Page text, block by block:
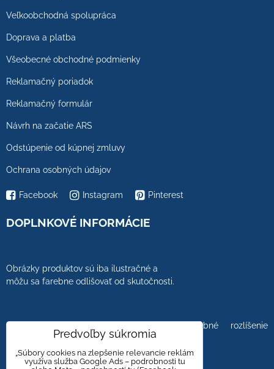
Veľkoobchodná spolupráca
Doprava a platba
Všeobecné obchodné podmienky
Reklamačný poriadok
Reklamačný formulár
Návrh na začatie ARS
Odstúpenie od kúpnej zmluvy
Ochrana osobných údajov
Facebook Instagram Pinterest
DOPLNKOVÉ INFORMÁCIE
Obrázky produktov sú iba ilustračné a
môžu sa farebne odlišovať od skutočnosti.
Farebnosť obrázkov tiež ovplyvňuje farebné rozlíšenie
zobrazovacej jednotky.Predvoľby súkromia
„Súbory cookies na zlepšenie relevancie reklám
využíva služba Google Ads – podrobnosti tu